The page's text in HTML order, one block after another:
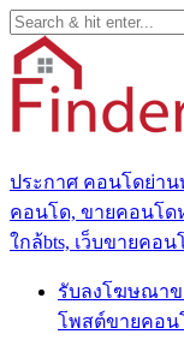
ประกาศ คอนโดย่าน
คอนโด, ขายคอนโด
ใกล้bts, เว็บขายคอ
รับลงโฆษณาข
โพสต์ขายคอน